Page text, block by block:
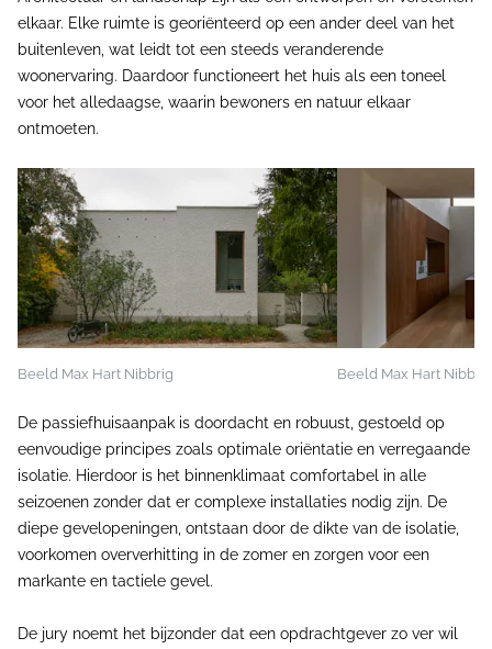
elkaar. Elke ruimte is georiënteerd op een ander deel van het
buitenleven, wat leidt tot een steeds veranderende
woonervaring. Daardoor functioneert het huis als een toneel
voor het alledaagse, waarin bewoners en natuur elkaar
ontmoeten.
Beeld Max Hart Nibbrig Beeld Max Hart
De passiefhuisaanpak is doordacht en robuust, gestoeld op
eenvoudige principes zoals optimale oriëntatie en verregaande
isolatie. Hierdoor is het binnenklimaat comfortabel in alle
seizoenen zonder dat er complexe installaties nodig zijn. De
diepe gevelopeningen, ontstaan door de dikte van de isolatie,
voorkomen oververhitting in de zomer en zorgen voor een
markante en tactiele gevel.
De jury noemt het bijzonder dat een opdrachtgever zo ver wil